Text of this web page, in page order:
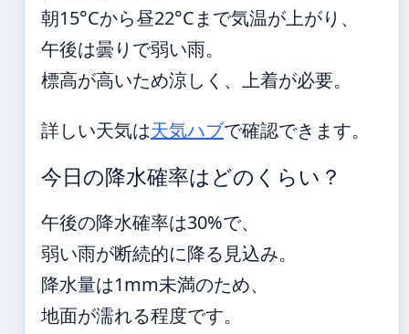
朝15°Cから昼22°Cまで気温が上がり、
午後は曇りで弱い雨。
標高が高いため涼しく、上着が必要。
詳しい天気は天気ハブで確認できます。
今日の降水確率はどのくらい？
午後の降水確率は30%で、
弱い雨が断続的に降る見込み。
降水量は1mm未満のため、
地面が濡れる程度です。